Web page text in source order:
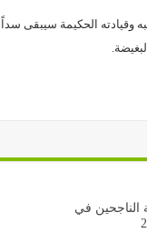
وقيادته الحكيمة سيبقى
الناجحين في